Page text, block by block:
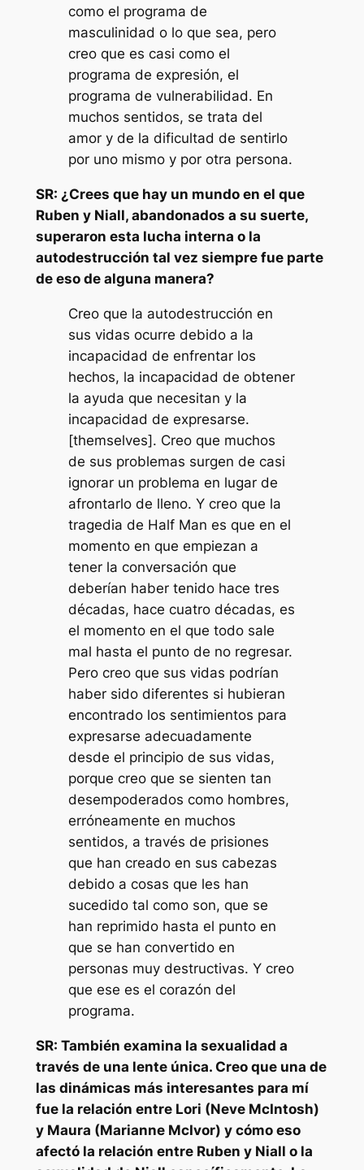
como el programa de
masculinidad o lo que sea, pero
creo que es casi como el
programa de expresión, el
programa de vulnerabilidad. En
muchos sentidos, se trata del
amor y de la dificultad de sentirlo
por uno mismo y por otra persona.
SR: ¿Crees que hay un mundo en el que
Ruben y Niall, abandonados a su suerte,
superaron esta lucha interna o la
autodestrucción tal vez siempre fue parte
de eso de alguna manera?
Creo que la autodestrucción en
sus vidas ocurre debido a la
incapacidad de enfrentar los
hechos, la incapacidad de obtener
la ayuda que necesitan y la
incapacidad de expresarse.
[themselves]. Creo que muchos
de sus problemas surgen de casi
ignorar un problema en lugar de
afrontarlo de lleno. Y creo que la
tragedia de Half Man es que en el
momento en que empiezan a
tener la conversación que
deberían haber tenido hace tres
décadas, hace cuatro décadas, es
el momento en el que todo sale
mal hasta el punto de no regresar.
Pero creo que sus vidas podrían
haber sido diferentes si hubieran
encontrado los sentimientos para
expresarse adecuadamente
desde el principio de sus vidas,
porque creo que se sienten tan
desempoderados como hombres,
erróneamente en muchos
sentidos, a través de prisiones
que han creado en sus cabezas
debido a cosas que les han
sucedido tal como son, que se
han reprimido hasta el punto en
que se han convertido en
personas muy destructivas. Y creo
que ese es el corazón del
programa.
SR: También examina la sexualidad a
través de una lente única. Creo que una de
las dinámicas más interesantes para mí
fue la relación entre Lori (Neve McIntosh)
y Maura (Marianne McIvor) y cómo eso
afectó la relación entre Ruben y Niall o la